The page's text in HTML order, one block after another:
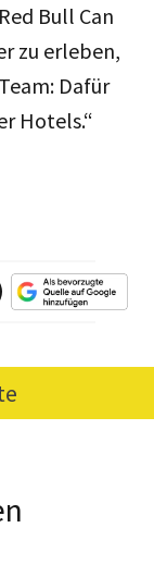
Bull Can
zu erleben,
Dafür
Hotels.“